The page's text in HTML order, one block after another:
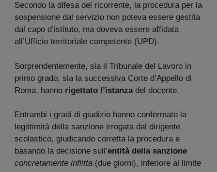
Secondo la difesa del ricorrente, la procedura per la
sospensione dal servizio non poteva essere gestita
dal capo d’istituto, ma doveva essere affidata
all’Ufficio territoriale competente (UPD).
Sorprendentemente, sia il Tribunale del Lavoro in
primo grado, sia la successiva Corte d’Appello di
Roma, hanno rigettato l’istanzadel docente.
Entrambi i gradi di giudizio hanno confermato la
legittimità della sanzione irrogata dal dirigente
scolastico, giudicando corretta la procedura e
basando la decisione sull’entità della sanzione
concretamente inflitta (due giorni), inferiore al limite